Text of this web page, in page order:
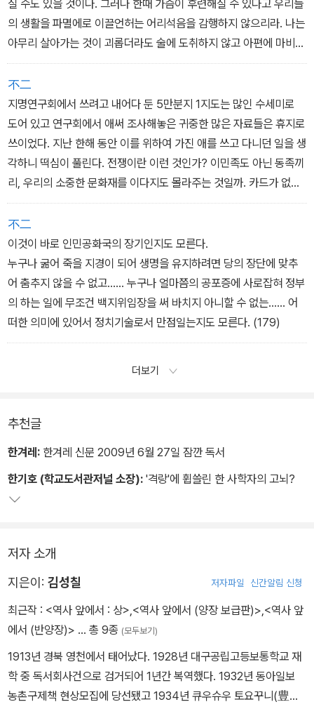
질 수도 있을 것이다. 그러나 한때 가슴이 후련해질 수 있다고 우리들
의 생활을 파멸에로 이끌언허는 어리석음을 감행하지 않으리라. 나는
아무리 살아가는 것이 괴롭더라도 술에 도취하지 않고 아편에 마비되
지 않으련다. 나는 아무리 괴로운 순간에라도 사랑하는 사람의 이그
러진 얼굴을 사진박지 않으리라. (59)
不二
지명연구회에서 쓰려고 내어다 둔 5만분지 1지도는 많인 수세미로
도어 있고 연구회에서 애써 조사해놓은 귀중한 많은 자료들은 휴지로
쓰이었다. 지난 한해 동안 이를 위하여 가진 애를 쓰고 다니던 일을 생
각하니 떡심이 풀린다. 전쟁이란 이런 것인가? 이민족도 아닌 동족끼
리, 우리의 소중한 문화재를 이다지도 몰라주는 것일까. 카드가 없어
진 일과 아울러 생각하니 그 자리에 펄썩 주저앉아서 엉엉 울고 싶다.
(127)
不二
이것이 바로 인민공화국의 장기인지도 모른다.
누구나 굶어 죽을 지경이 되어 생명을 유지하려면 당의 장단에 맞추
어 춤추지 않을 수 없고...... 누구나 얼마쯤의 공포증에 사로잡혀 정부
의 하는 일에 무조건 백지위임장을 써 바치지 아니할 수 없는...... 어
떠한 의미에 있어서 정치기술로서 만점일는지도 모른다. (179)
더보기
추천글
한겨레: 한겨레 신문 2009년 6월 27일 잠깐 독서
한기호 (학교도서관저널 소장): '격랑'에 휩쓸린 한 사학자의 고뇌?
저자 소개
지은이: 김성칠 저자파일 신간알림 신청
최근작 : <역사 앞에서 : 상> <역사 앞에서 (양장 보급판)> <역사 앞
에서 (반양장)> … 총 9종 (모두보기)
1913년 경북 영천에서 태어났다. 1928년 대구공립고등보통학교 재
학 중 독서회사건으로 검거되어 1년간 복역했다. 1932년 동아일보
농촌구제책 현상모집에 당선됐고 1934년 큐우슈우 토요꾸니(豊國)